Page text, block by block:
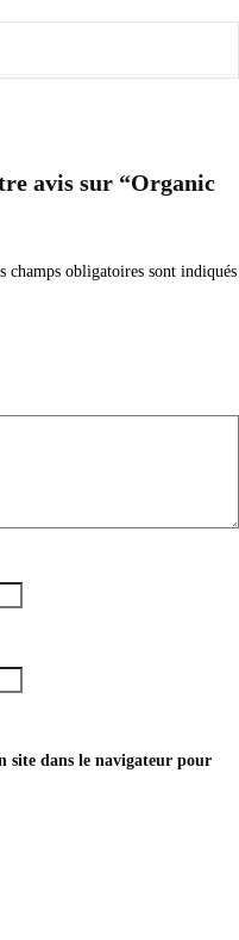
avis sur “Organic
champs obligatoires sont indiqués
site dans le navigateur pour